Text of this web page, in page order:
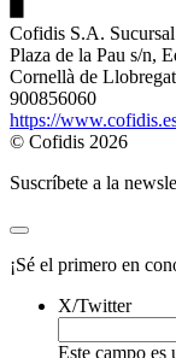
Cofidis S.A. Sucursal
Plaza de la Pau s/n,
Cornellà de
900856060
https://
© Cofidis 2026
Suscríbete a la
¡Sé el primero en
X/Twitter
Este campo es